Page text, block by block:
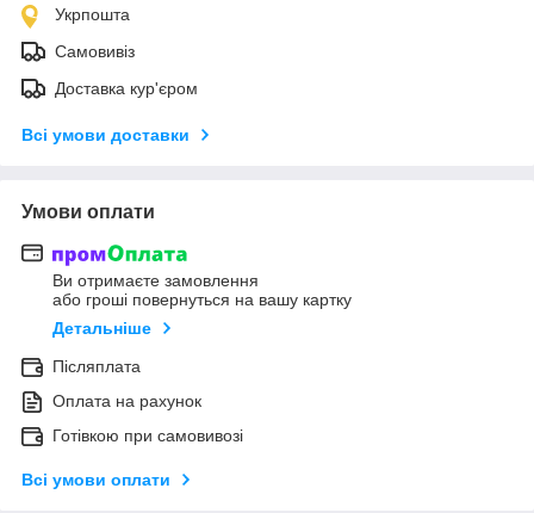
Укрпошта
Самовивіз
Доставка кур'єром
Всі умови доставки
Умови оплати
Ви отримаєте замовлення
або гроші повернуться на вашу картку
Детальніше
Післяплата
Оплата на рахунок
Готівкою при самовивозі
Всі умови оплати